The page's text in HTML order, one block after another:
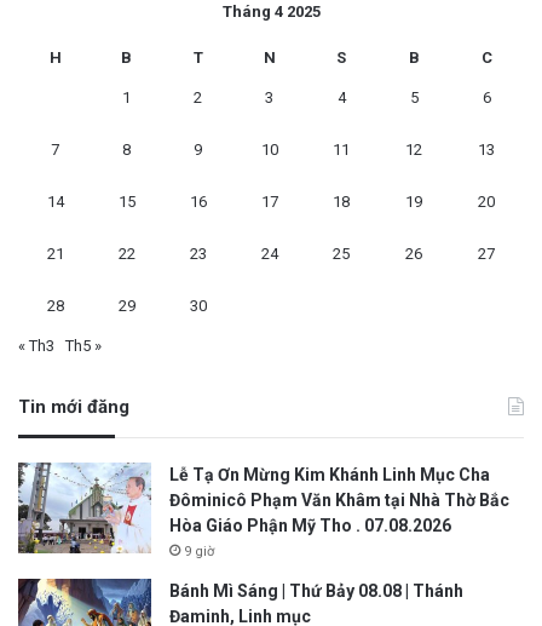
Tháng 4 2025
H B T N S B C
1 2 3 4 5 6
7 8 9 10 11 12 13
14 15 16 17 18 19 20
21 22 23 24 25 26 27
28 29 30
« Th3 Th5 »
Tin mới đăng
Lễ Tạ Ơn Mừng Kim Khánh Linh Mục Cha
Đôminicô Phạm Văn Khâm tại Nhà Thờ Bắc
Hòa Giáo Phận Mỹ Tho . 07.08.2026
9 giờ
Bánh Mì Sáng | Thứ Bảy 08.08 | Thánh
Đaminh, Linh mục